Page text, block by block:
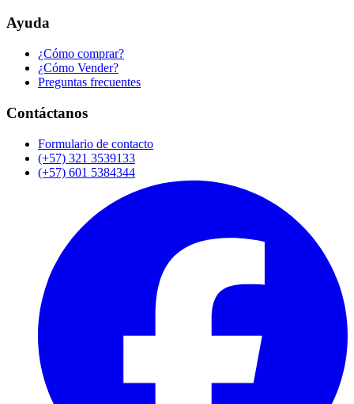
Ayuda
¿Cómo comprar?
¿Cómo Vender?
Preguntas frecuentes
Contáctanos
Formulario de contacto
(+57) 321 3539133
(+57) 601 5384344